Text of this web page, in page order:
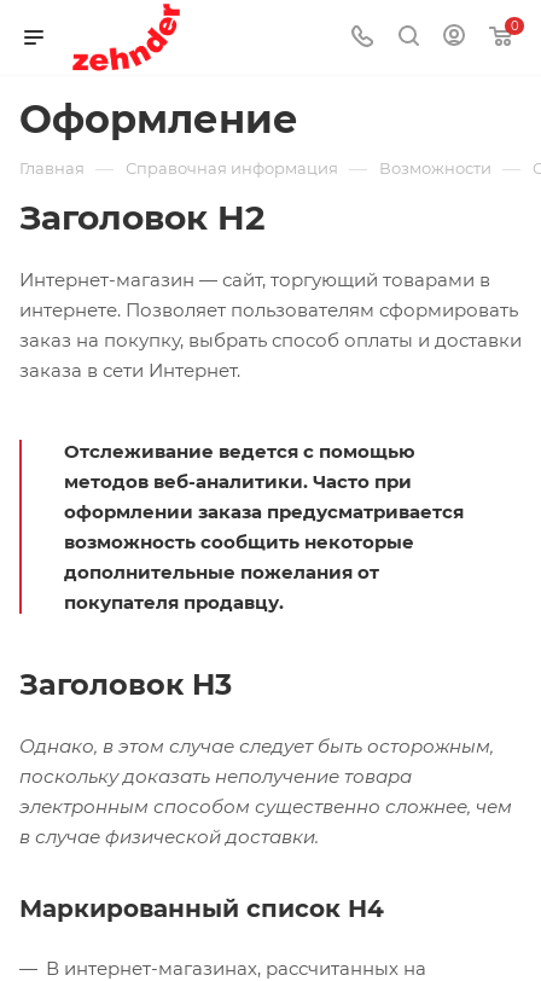
0
Оформление
Главная — Справочная информация — Возможности —
Заголовок H2
Интернет-магазин — сайт, торгующий товарами в
интернете. Позволяет пользователям сформировать
заказ на покупку, выбрать способ оплаты и доставки
заказа в сети Интернет.
Отслеживание ведется с помощью
методов веб-аналитики. Часто при
оформлении заказа предусматривается
возможность сообщить некоторые
дополнительные пожелания от
покупателя продавцу.
Заголовок H3
Однако, в этом случае следует быть осторожным,
поскольку доказать неполучение товара
электронным способом существенно сложнее, чем
в случае физической доставки.
Маркированный список H4
В интернет-магазинах, рассчитанных на